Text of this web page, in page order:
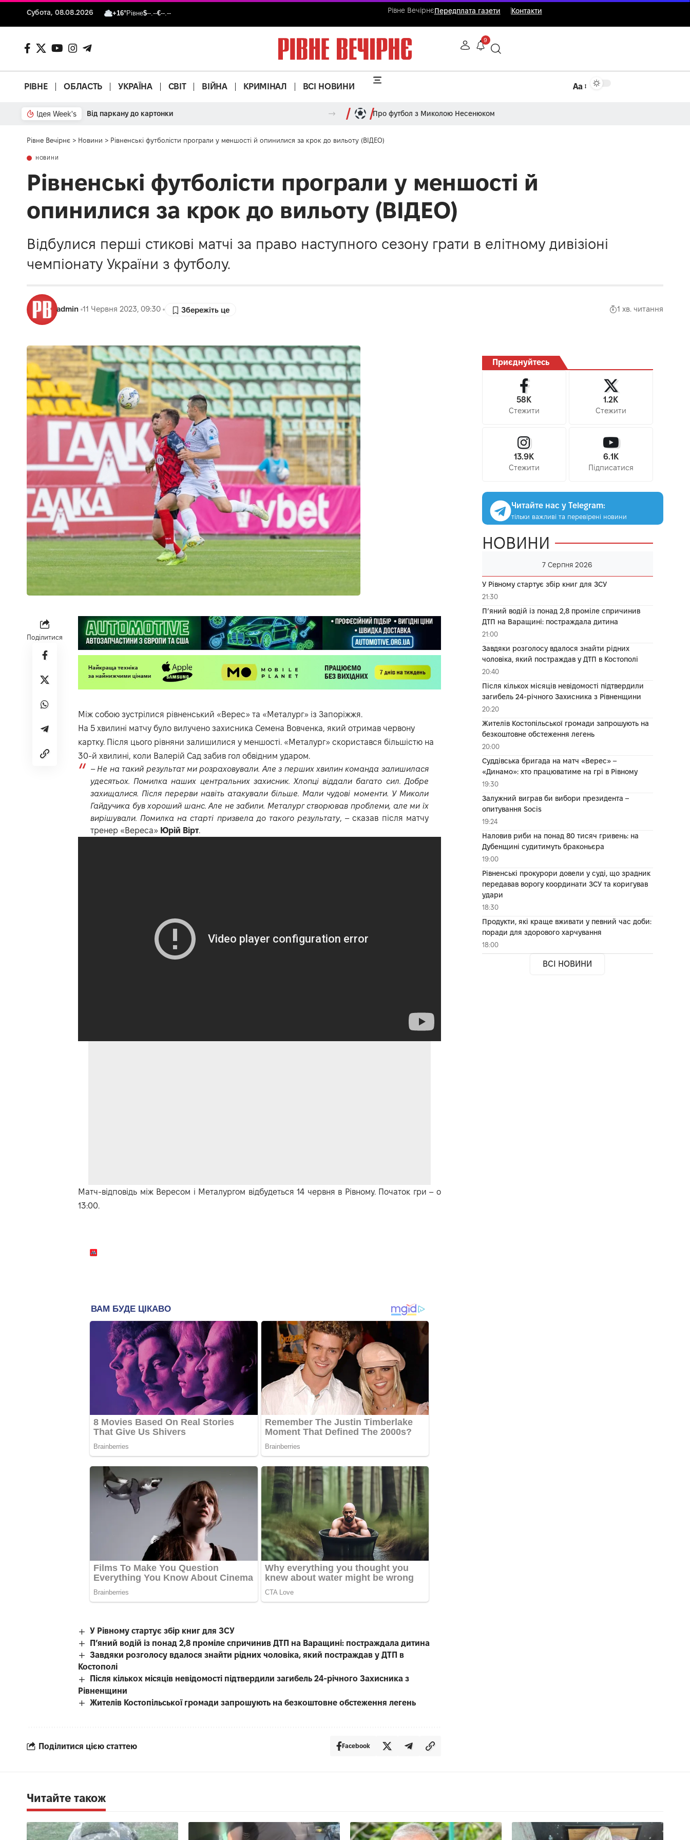
Субота, 08.08.2026 +16°Рівне$--.--€--.-- Рівне ВечірнєПередплата газети Контакти
9
РІВНЕ ОБЛАСТЬ УКРАЇНА СВІТ ВІЙНА КРИМІНАЛ ВСІ НОВИНИ Аа
Ідея Week's Від паркану до картонки Про футбол з Миколою Несенюком
Рівне Вечірнє > Новини > Рівненські футболісти програли у меншості й опинилися за крок до вильоту (ВІДЕО)
НОВИНИ
Рівненські футболісти програли у меншості й
опинилися за крок до вильоту (ВІДЕО)
Відбулися перші стикові матчі за право наступного сезону грати в елітному дивізіоні
чемпіонату України з футболу.
admin 11 Червня 2023, 09:30 1 хв. читання
Поділитися
Між собою зустрілися рівненський «Верес» та «Металург» із Запоріжжя.
На 5 хвилині матчу було вилучено захисника Семена Вовченка, який отримав червону
картку. Після цього рівняни залишилися у меншості. «Металург» скористався більшістю на
30-й хвилині, коли Валерій Сад забив гол обвідним ударом.
– Не на такий результат ми розраховували. Але з перших хвилин команда залишилася
удесятьох. Помилка наших центральних захисник. Хлопці віддали багато сил. Добре
захищалися. Після перерви навіть атакували більше. Мали чудові моменти. У Миколи
Гайдучика був хороший шанс. Але не забили. Металург створював проблеми, але ми їх
вирішували. Помилка на старті призвела до такого результату, – сказав після матчу
тренер «Вереса» Юрій Вірт.
Матч-відповідь між Вересом і Металургом відбудеться 14 червня в Рівному. Початок гри – о
13:00.
У Рівному стартує збір книг для ЗСУ
П’яний водій із понад 2,8 проміле спричинив ДТП на Варащині: постраждала дитина
Завдяки розголосу вдалося знайти рідних чоловіка, який постраждав у ДТП в
Костополі
Після кількох місяців невідомості підтвердили загибель 24-річного Захисника з
Рівненщини
Жителів Костопільської громади запрошують на безкоштовне обстеження легень
Поділитися цією статтею Facebook
Приєднуйтесь
58K
Стежити
1.2K
Стежити
13.9K
Стежити
6.1K
Підписатися
Читайте нас у Telegram:
тільки важливі та перевірені новини
НОВИНИ
7 Серпня 2026
У Рівному стартує збір книг для ЗСУ
21:30
П’яний водій із понад 2,8 проміле спричинив
ДТП на Варащині: постраждала дитина
21:00
Завдяки розголосу вдалося знайти рідних
чоловіка, який постраждав у ДТП в Костополі
20:40
Після кількох місяців невідомості підтвердили
загибель 24-річного Захисника з Рівненщини
20:20
Жителів Костопільської громади запрошують на
безкоштовне обстеження легень
20:00
Суддівська бригада на матч «Верес» –
«Динамо»: хто працюватиме на грі в Рівному
19:30
Залужний виграв би вибори президента –
опитування Socis
19:24
Наловив риби на понад 80 тисяч гривень: на
Дубенщині судитимуть браконьєра
19:00
Рівненські прокурори довели у суді, що зрадник
передавав ворогу координати ЗСУ та коригував
удари
18:30
Продукти, які краще вживати у певний час доби:
поради для здорового харчування
18:00
ВСІ НОВИНИ
Читайте також